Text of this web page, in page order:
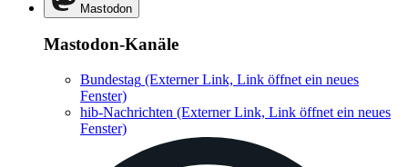
Mastodon
Mastodon-Kanäle
Bundestag (Externer Link, Link öffnet ein neues
Fenster)
hib-Nachrichten (Externer Link, Link öffnet ein neues
Fenster)